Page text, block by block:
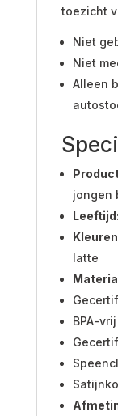
toezicht
Niet
Niet
Alleen
jongen
Leeftijd:
latte
BPA-vrij